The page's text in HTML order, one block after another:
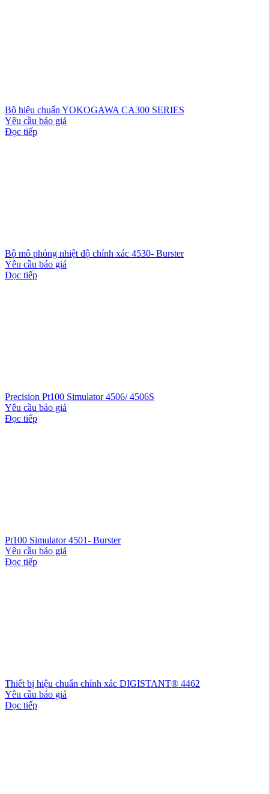
Bộ hiệu chuẩn YOKOGAWA CA300 SERIES
Yêu cầu báo giá
Đọc tiếp
Bộ mô phỏng nhiệt độ chính xác 4530- Burster
Yêu cầu báo giá
Đọc tiếp
Precision Pt100 Simulator 4506/ 4506S
Yêu cầu báo giá
Đọc tiếp
Pt100 Simulator 4501- Burster
Yêu cầu báo giá
Đọc tiếp
Thiết bị hiệu chuẩn chính xác DIGISTANT® 4462
Yêu cầu báo giá
Đọc tiếp